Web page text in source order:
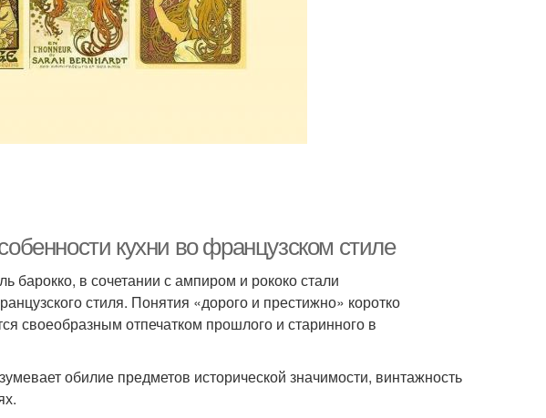
кухни во французском стиле
в сочетании с ампиром и рококо стали
стиля. Понятия «дорого и престижно» коротко
своеобразным отпечатком прошлого и старинного в
обилие предметов исторической значимости, винтажность